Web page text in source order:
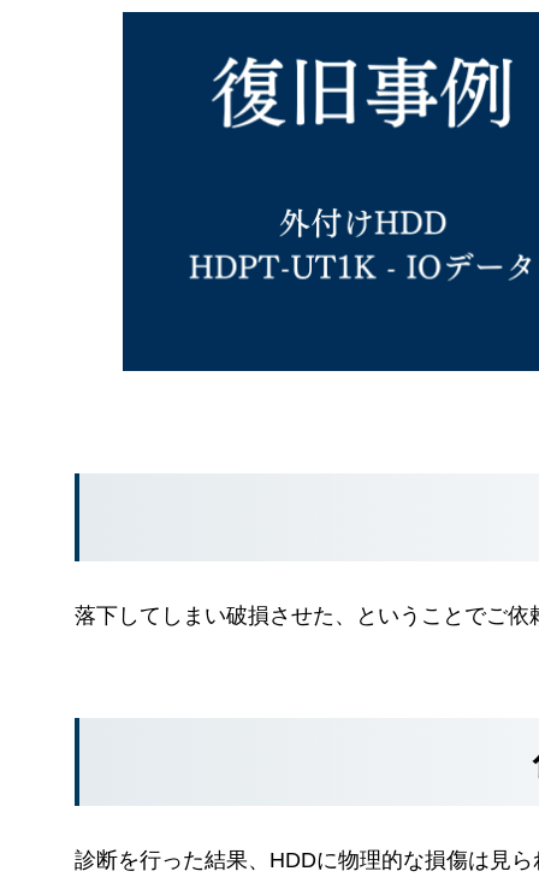
落下してしまい破損させた、ということでご依
診断を行った結果、HDDに物理的な損傷は見